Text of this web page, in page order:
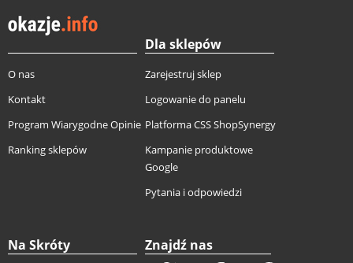
O nas
Kontakt
Program Wiarygodne Opinie
Ranking sklepów
Dla sklepów
Zarejestruj sklep
Logowanie do panelu
Platforma CSS ShopSynergy
Kampanie produktowe
Google
Pytania i odpowiedzi
Na Skróty Znajdź nas